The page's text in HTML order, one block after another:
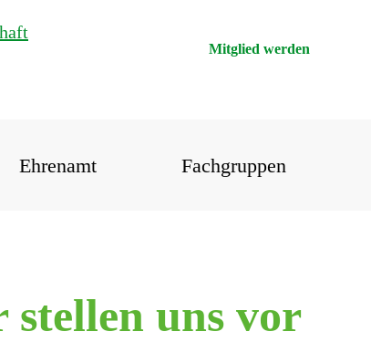
Mitglied werden
Ehrenamt Fachgruppen
stellen uns vor